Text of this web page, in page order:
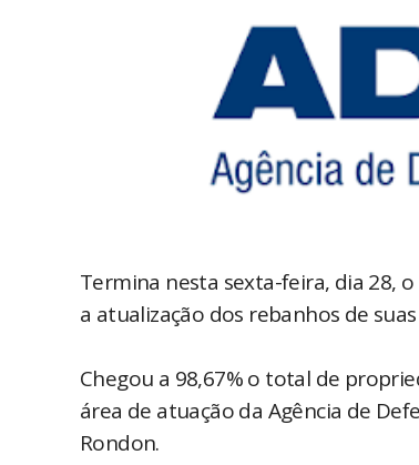
Termina nesta sexta-feira, dia 28,
a atualização dos rebanhos de
Chegou a 98,67% o total de
área de atuação da Agência de
Rondon.